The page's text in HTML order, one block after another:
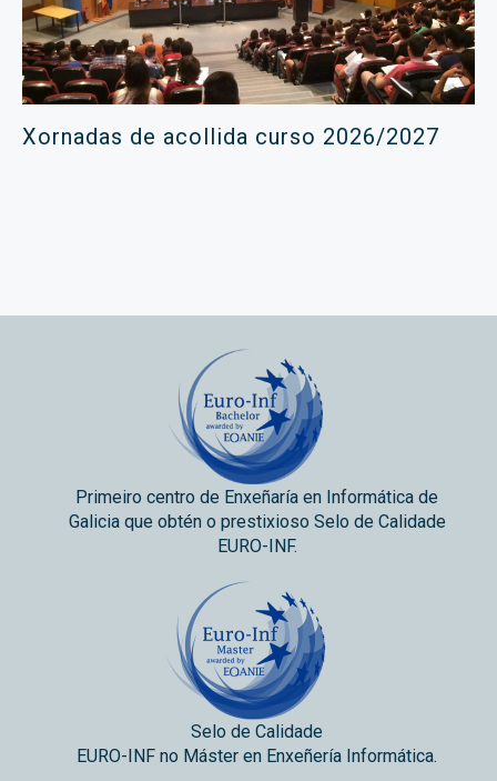
Xornadas de acollida curso 2026/2027
Primeiro centro de Enxeñaría en Informática de
Galicia que obtén o prestixioso Selo de Calidade
EURO-INF.
Selo de Calidade
EURO-INF no Máster en Enxeñería Informática.